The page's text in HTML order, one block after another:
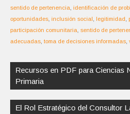
sentido de pertenencia
identificación de
oportunidades inclusión social legitimidad
participación comunitaria
sentido de
adecuadas toma de decisiones informadas
de
entradas
Recursos en PDF para Ciencias
Primaria
El Rol Estratégico del Consultor